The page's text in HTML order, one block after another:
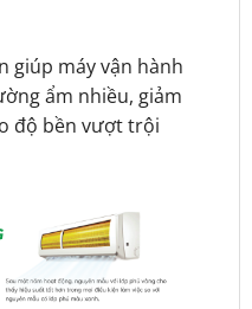
giúp máy vận hành
ẩm nhiều, giảm
độ bền vượt trội